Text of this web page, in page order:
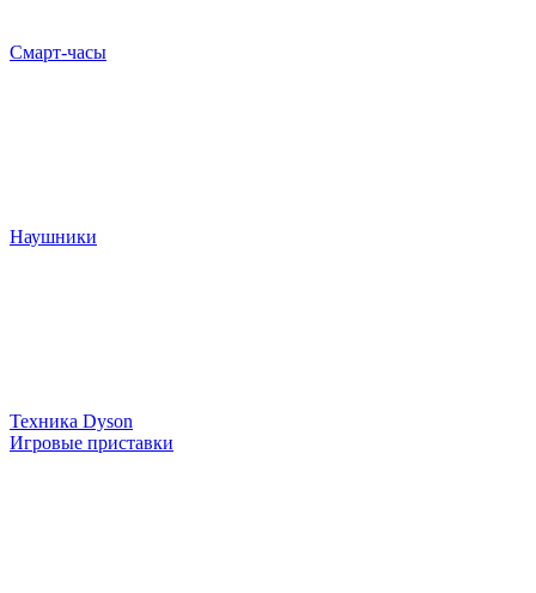
Смарт-часы
Наушники
Техника Dyson
Игровые приставки